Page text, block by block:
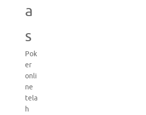
a
s
Pok
er
onli
ne
tela
h